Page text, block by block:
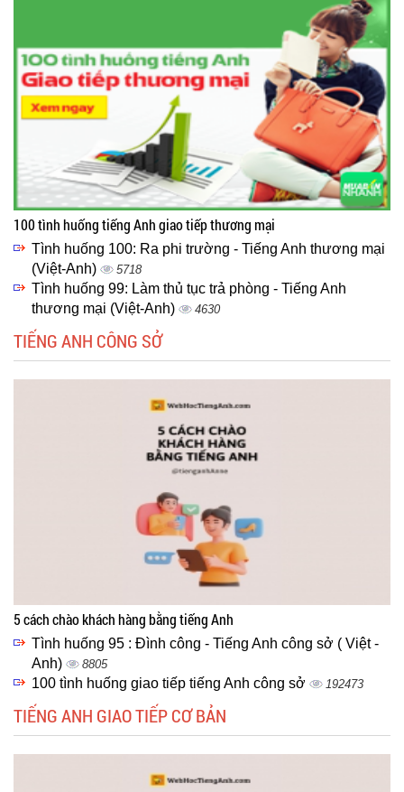
100 tình huống tiếng Anh giao tiếp thương mại
Tình huống 100: Ra phi trường - Tiếng Anh thương mại
(Việt-Anh)
5718
Tình huống 99: Làm thủ tục trả phòng - Tiếng Anh
thương mại (Việt-Anh)
4630
TIẾNG ANH CÔNG SỞ
5 cách chào khách hàng bằng tiếng Anh
Tình huống 95 : Đình công - Tiếng Anh công sở ( Việt -
Anh)
8805
100 tình huống giao tiếp tiếng Anh công sở 192473
TIẾNG ANH GIAO TIẾP CƠ BẢN